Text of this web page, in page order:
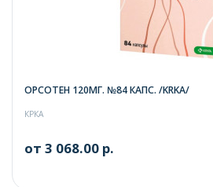
ОРСОТЕН 120МГ. №84 КАПС. /KRKA/
КРКА
от 3 068.00 р.